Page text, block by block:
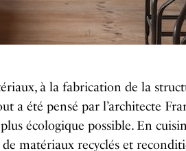
à la fabrication de la
a été pensé par l’architecte
écologique possible. En
matériaux recyclés et